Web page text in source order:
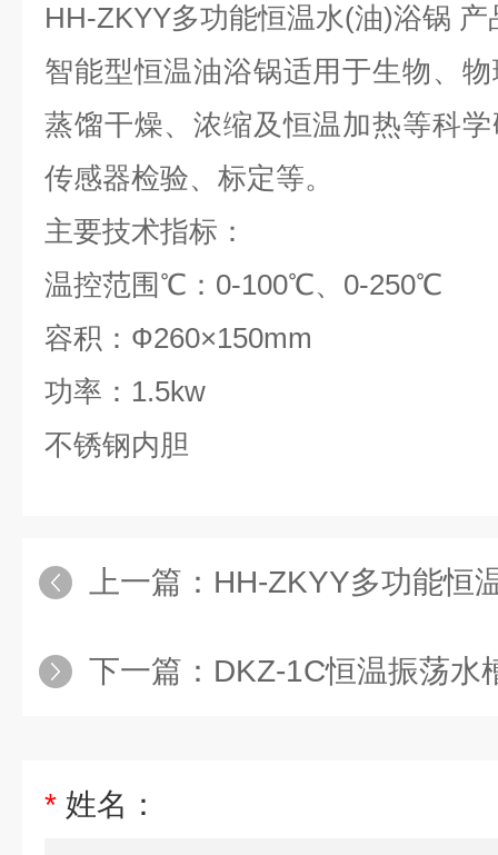
HH-ZKYY多功能恒温水(油)浴锅 产
智能型恒温油浴锅适用于生物、
蒸馏干燥、浓缩及恒温加热等科
传感器检验、标定等。
主要技术指标：
温控范围℃： 0-100℃、 0-250℃
容积： Ф260×150mm
功率： 1.5kw
不锈钢内胆
上一篇： HH-ZKYY多功能恒
下一篇： DKZ-1C恒温振荡水
* 姓名：